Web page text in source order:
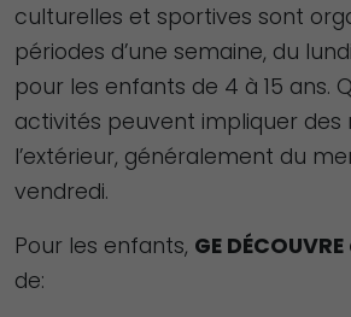
culturelles et sportives sont
périodes d’une semaine, du
pour les enfants de 4 à 15 ans.
activités peuvent impliquer des
l’extérieur, généralement du
vendredi.
Pour les enfants, GE
de: